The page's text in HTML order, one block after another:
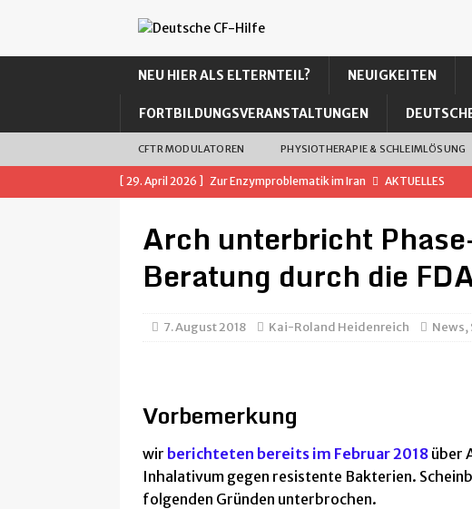
NEU HIER ALS ELTERNTEIL? NEUIGKEITEN
FORTBILDUNGSVERANSTALTUNGEN
CFTR MODULATOREN PHYSIOTHERAPIE & SCHLEIMLÖSUNG
[ 29. April 2026 ] Zur Enzymproblematik im Iran AKTUELLES
ALLGEMEIN
[ 10. Juli 2025 ] Alyftrek (VTD): Der Nachfolger von ETI – mehr
[ 30. Juni 2025 ] Warum Salz bei CF Leben retten kann ALLGEMEIN
[ 10. Oktober 2024 ] 15 Fragen & Antworten zur
[ 25. September 2024 ] Simple Nasentropfen reduzieren
[ 1. Juni 2024 ] Neugeborenen-Screening auffällig? Diagnose
Arch unterbricht
Beratung durch die
7. August 2018 Kai-Roland Heidenreich News,
Vorbemerkung
wir berichteten bereits im Februar 2018 über
Inhalativum gegen resistente Bakterien.
folgenden Gründen unterbrochen.